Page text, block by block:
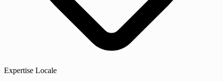
Expertise Locale